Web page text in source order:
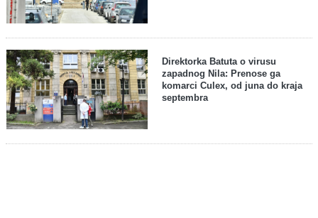
Direktorka Batuta o virusu
zapadnog Nila: Prenose ga
komarci Culex, od juna do kraja
septembra